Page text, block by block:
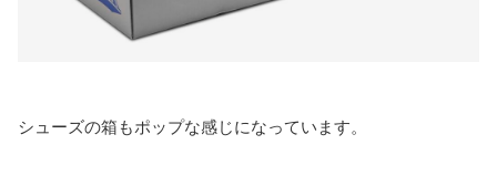
シューズの箱もポップな感じになっています。